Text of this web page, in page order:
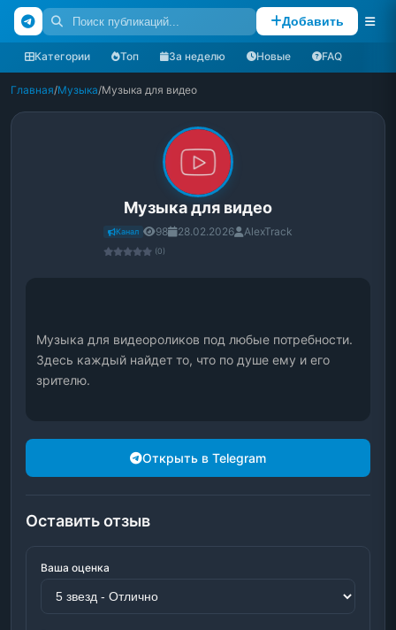
Добавить
Категории Топ За неделю Новые FAQ
Главная/Музыка/Музыка для видео
Музыка для видео
Канал 98 28.02.2026 AlexTrack
(0)
Музыка для видеороликов под любые потребности.
Здесь каждый найдет то, что по душе ему и его
зрителю.
Открыть в Telegram
Оставить отзыв
Ваша оценка